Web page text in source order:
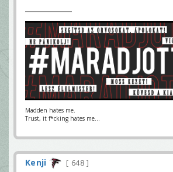
Madden hates me.
Trust, it f*cking hates me...
Kenji
648